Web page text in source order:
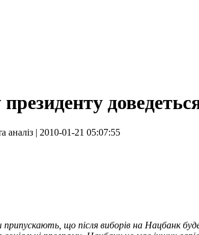
| 2010-01-21 05:07:55
припускають, що після виборів на Нацбанк